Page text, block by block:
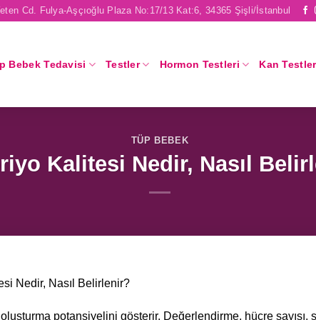
Cd. Fulya-Aşçıoğlu Plaza No:17/13 Kat:6, 34365 Şişli/İstanbul
Bebek Tedavisi Testler Hormon Testleri Kan
TÜP BEBEK
Kalitesi Nedir, Nasıl
Nedir, Nasıl Belirlenir?
potansiyelini gösterir. Değerlendirme, hücre sayısı,